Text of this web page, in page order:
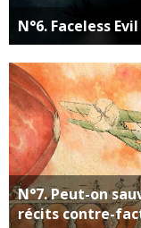
N°6. Faceless
N°7. Peut-on
récits contre-